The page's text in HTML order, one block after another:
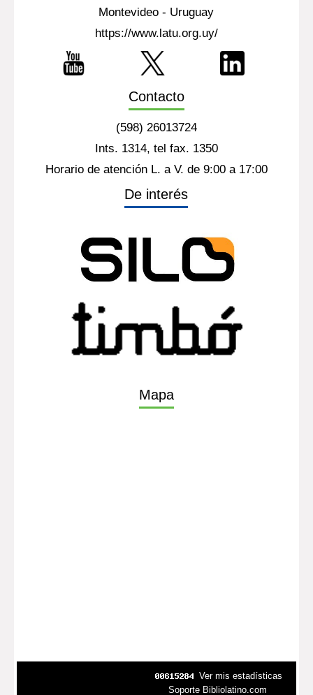
Montevideo - Uruguay
https://www.latu.org.uy/
Contacto
(598) 26013724
Ints. 1314, tel fax. 1350
Horario de atención L. a V. de 9:00 a 17:00
De interés
Mapa
Ver mis estadísticas
Soporte Bibliolatino.com